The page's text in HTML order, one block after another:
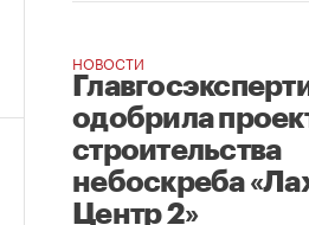
НОВОСТИ
одобрила
строительства
небоскреба
Центр 2»